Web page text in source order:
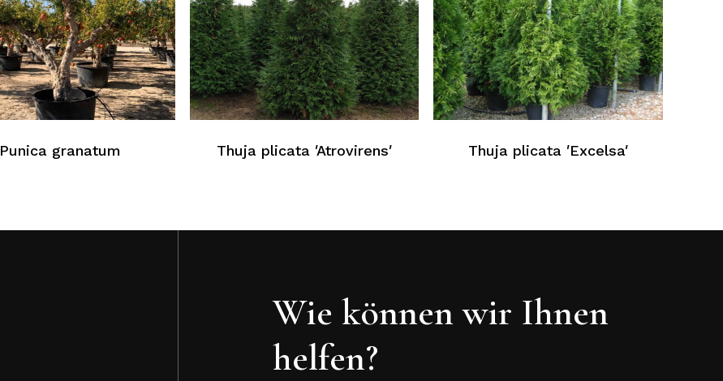
Punica granatum Thuja plicata ′Atrovirens′ Thuja plicata ′Excelsa′
Wie können wir Ihnen
helfen?